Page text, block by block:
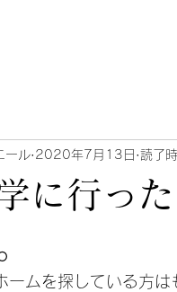
に行っ
ール 2020年7月13日 読了
ームを探している方